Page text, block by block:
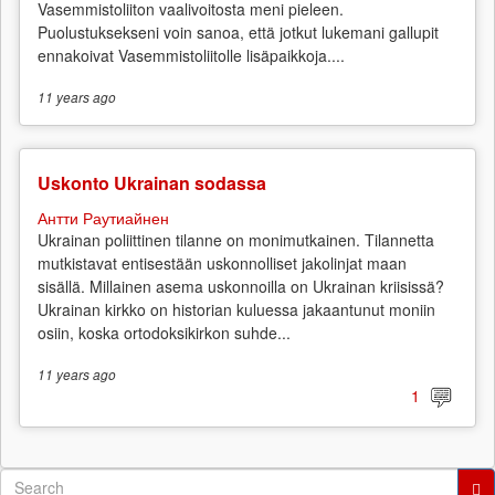
Vasemmistoliiton vaalivoitosta meni pieleen.
Puolustuksekseni voin sanoa, että jotkut lukemani gallupit
ennakoivat Vasemmistoliitolle lisäpaikkoja....
11 yearsago
Uskonto Ukrainan sodassa
Антти Раутиайнен
Ukrainan poliittinen tilanne on monimutkainen. Tilannetta
mutkistavat entisestään uskonnolliset jakolinjat maan
sisällä. Millainen asema uskonnoilla on Ukrainan kriisissä?
Ukrainan kirkko on historian kuluessa jakaantunut moniin
osiin, koska ortodoksikirkon suhde...
11 yearsago
1